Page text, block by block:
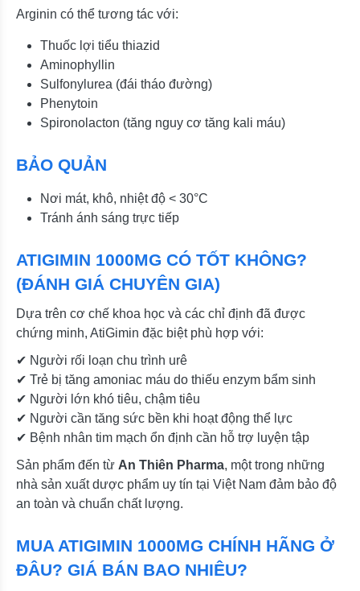
Arginin có thể tương tác với:
Thuốc lợi tiểu thiazid
Aminophyllin
Sulfonylurea (đái tháo đường)
Phenytoin
Spironolacton (tăng nguy cơ tăng kali máu)
BẢO QUẢN
Nơi mát, khô, nhiệt độ < 30°C
Tránh ánh sáng trực tiếp
ATIGIMIN 1000MG CÓ TỐT KHÔNG?
(ĐÁNH GIÁ CHUYÊN GIA)
Dựa trên cơ chế khoa học và các chỉ định đã được
chứng minh, AtiGimin đặc biệt phù hợp với:
✔ Người rối loạn chu trình urê
✔ Trẻ bị tăng amoniac máu do thiếu enzym bẩm sinh
✔ Người lớn khó tiêu, chậm tiêu
✔ Người cần tăng sức bền khi hoạt động thể lực
✔ Bệnh nhân tim mạch ổn định cần hỗ trợ luyện tập
Sản phẩm đến từ An Thiên Pharma, một trong những
nhà sản xuất dược phẩm uy tín tại Việt Nam đảm bảo độ
an toàn và chuẩn chất lượng.
MUA ATIGIMIN 1000MG CHÍNH HÃNG Ở
ĐÂU? GIÁ BÁN BAO NHIÊU?